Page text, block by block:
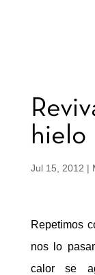
hielo
Jul 15, 2012 |
Repetimos
nos lo
calor se